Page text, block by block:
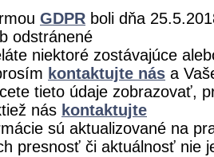
GDPR boli dňa
odstránené
niektoré zostávajúce
kontaktujte nás a
tieto údaje zobrazovať,
nás kontaktujte
sú aktualizované na
presnosť či aktuálnosť nie